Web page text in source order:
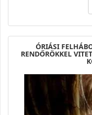
ÓRIÁSI
RENDŐRÖKKEL